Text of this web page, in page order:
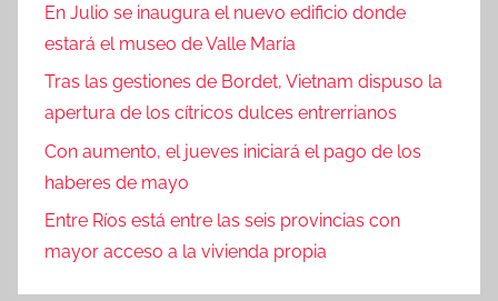
En Julio se inaugura el nuevo edificio donde
estará el museo de Valle María
Tras las gestiones de Bordet, Vietnam dispuso la
apertura de los cítricos dulces entrerrianos
Con aumento, el jueves iniciará el pago de los
haberes de mayo
Entre Ríos está entre las seis provincias con
mayor acceso a la vivienda propia